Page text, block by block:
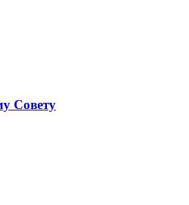
Совету